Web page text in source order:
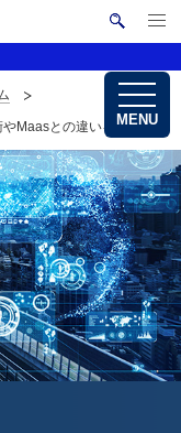
ト
内
検
索
メ
ニ
を
開
く
Maasとの違いを解説
MENU